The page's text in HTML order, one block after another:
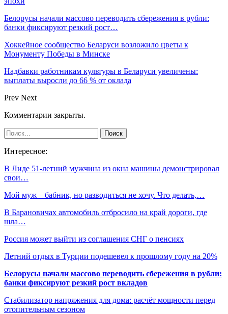
Белорусы начали массово переводить сбережения в рубли:
банки фиксируют резкий рост…
Хоккейное сообщество Беларуси возложило цветы к
Монументу Победы в Минске
Надбавки работникам культуры в Беларуси увеличены:
выплаты выросли до 66 % от оклада
Prev Next
Комментарии закрыты.
Интересное:
В Лиде 51-летний мужчина из окна машины демонстрировал
свои…
Мой муж – бабник, но разводиться не хочу. Что делать,…
В Барановичах автомобиль отбросило на край дороги, где
шла…
Россия может выйти из соглашения СНГ о пенсиях
Летний отдых в Турции подешевел к прошлому году на 20%
Белорусы начали массово переводить сбережения в рубли:
банки фиксируют резкий рост вкладов
Стабилизатор напряжения для дома: расчёт мощности перед
отопительным сезоном